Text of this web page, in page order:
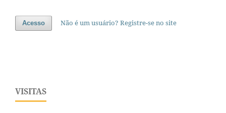
Acesso Não é um usuário? Registre-se no site
VISITAS